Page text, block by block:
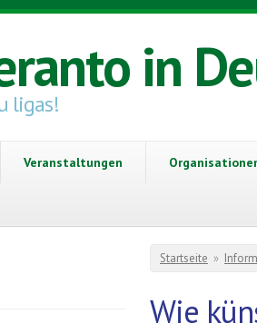
in
ligas!
Veranstaltungen
Sie sind
Startseite »
Wie